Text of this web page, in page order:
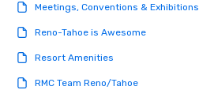
Meetings, Conventions & Exhibitions
Reno-Tahoe is Awesome
Resort Amenities
RMC Team Reno/Tahoe